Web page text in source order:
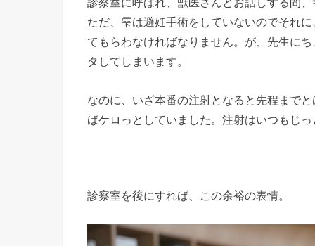
ただ、雫は避妊手術をしていないのでそれ
てもらわなければなりません。が、先生に
タしてしまいます。
なのに、いざ本番の注射となると先程まで
ばケロっとしていました。注射はいつもじ
診察室を後にすれば、この余裕の表情。